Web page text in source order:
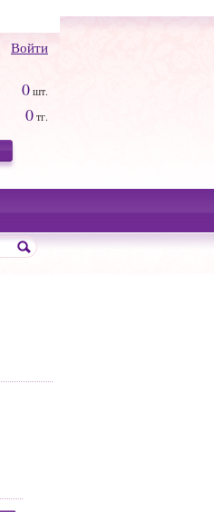
Войти
0шт.
0тг.